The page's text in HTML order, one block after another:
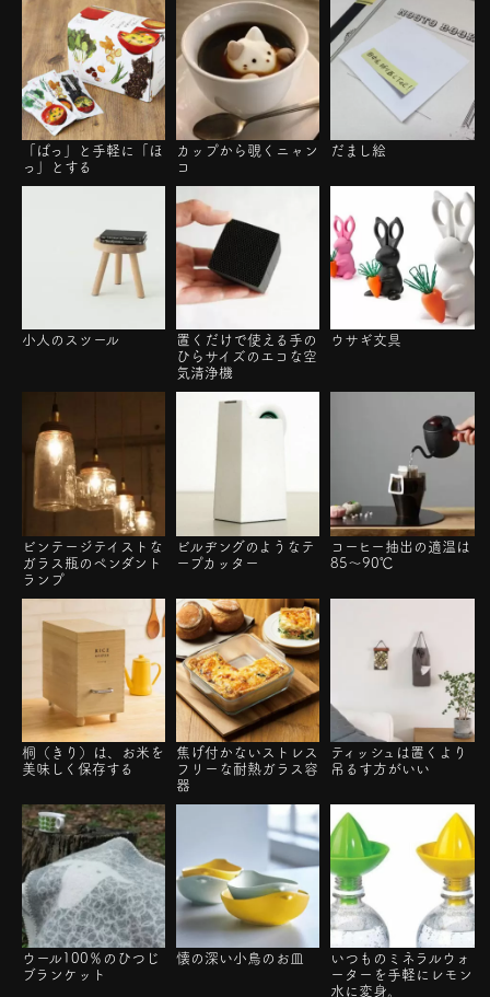
「ぱっ」と手軽に「ほ
っ」とする
カップから覗くニャン
コ
だまし絵
小人のスツール
置くだけで使える手の
ひらサイズのエコな空
気清浄機
ウサギ文具
ビンテージテイストな
ガラス瓶のペンダント
ランプ
ビルヂングのようなテ
ープカッター
コーヒー抽出の適温は
85～90℃
桐（きり）は、お米を
美味しく保存する
焦げ付かないストレス
フリーな耐熱ガラス容
器
ティッシュは置くより
吊るす方がいい
ウール100％のひつじ
ブランケット
懐の深い小鳥のお皿
いつものミネラルウォ
ーターを手軽にレモン
水に変身。